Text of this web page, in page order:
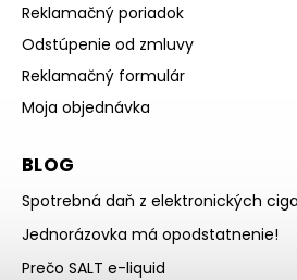
Reklamačný poriadok
Odstúpenie od zmluvy
Reklamačný formulár
Moja objednávka
BLOG
Spotrebná daň z elektronických
Jednorázovka má opodstatnenie!
Prečo SALT e-liquid